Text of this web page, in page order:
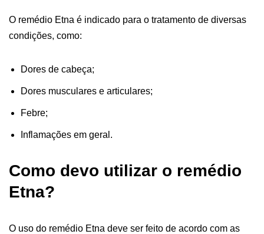
O remédio Etna é indicado para o tratamento de diversas
condições, como:
Dores de cabeça;
Dores musculares e articulares;
Febre;
Inflamações em geral.
Como devo utilizar o remédio
Etna?
O uso do remédio Etna deve ser feito de acordo com as